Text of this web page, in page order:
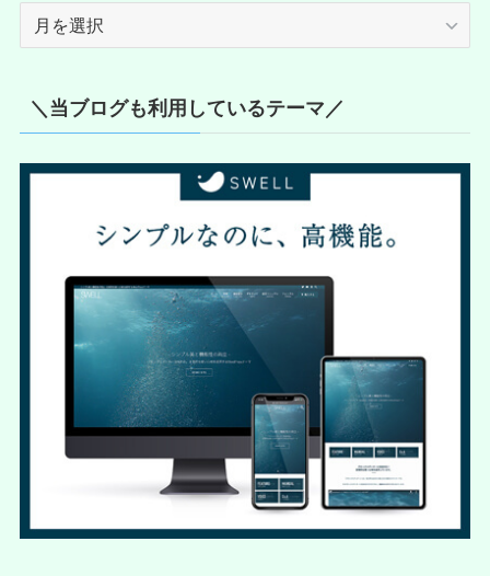
イ
＼当ブログも利用しているテーマ／